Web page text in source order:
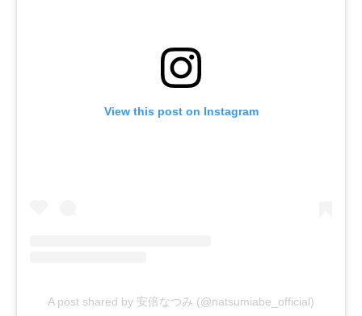
View this post on Instagram
A post shared by 安倍なつみ (@natsumiabe_official)